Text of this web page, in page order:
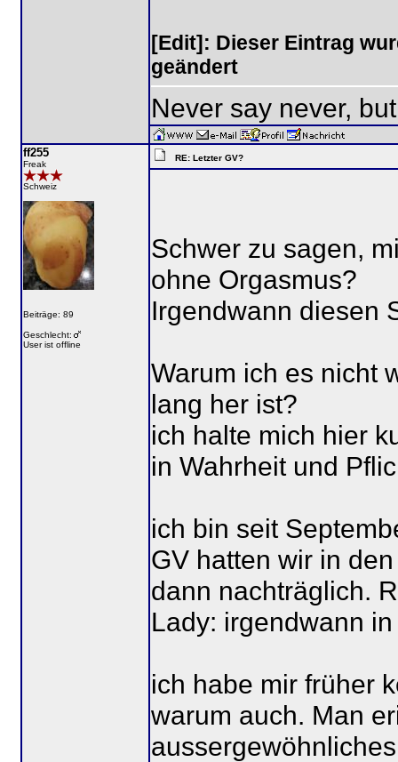
[Edit]: Dieser Eintrag
geändert
Never say never,
ff255
Freak
Schweiz
Beiträge: 89
Geschlecht:
User ist offline
RE: Letzter GV?
Schwer zu sagen,
ohne Orgasmus?
Irgendwann diesen
Warum ich es nicht
lang her ist?
ich halte mich hier
in Wahrheit und
ich bin seit
GV hatten wir in
dann nachträglich.
Lady: irgendwann
ich habe mir früher
warum auch. Man